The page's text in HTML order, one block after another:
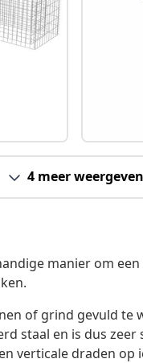
4 meer weergeven
manier om
of grind gevuld te
staal en is dus
verticale draden op